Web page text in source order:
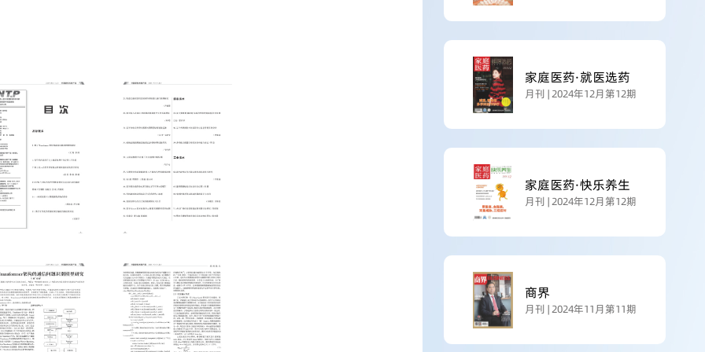
家庭医药·就医选药
月刊 | 2024年12月第12期
家庭医药·快乐养生
月刊 | 2024年12月第12期
商界
月刊 | 2024年11月第11期